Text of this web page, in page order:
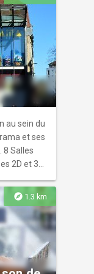
le
et
et
au sein du
et ses
8 Salles
2D et 3D
explore 1.3 km